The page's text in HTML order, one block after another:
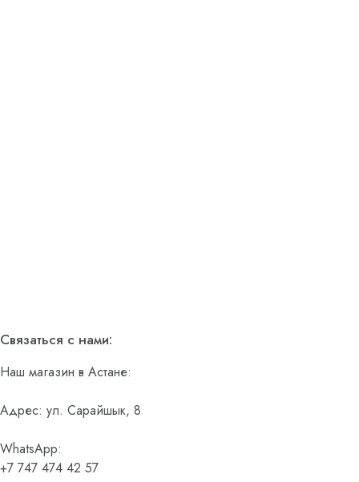
Связаться с нами:
Наш магазин в Астане:
Адрес: ул. Сарайшык, 8
WhatsApp:
+7 747 474 42 57